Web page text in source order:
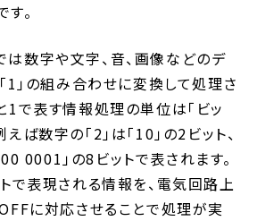
。
数字や文字、音、画像などのデ
「1」の組み合わせに変換して処理さ
1で表す情報処理の単位は「ビッ
えば数字の「2」は「10」の2ビット、
0001」の8ビットで表されます。
で表現される情報を、電気回路上
に対応させることで処理が実